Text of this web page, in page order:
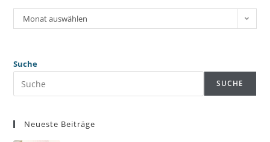
Monat auswählen
Suche
SUCHE
Neueste Beiträge